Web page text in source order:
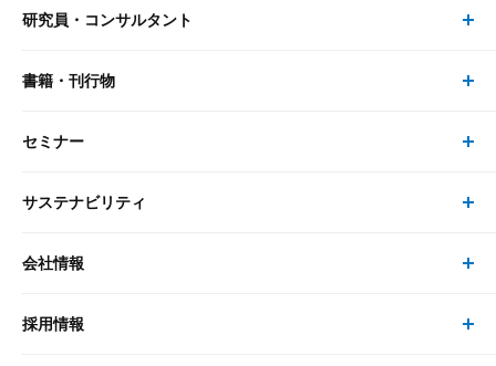
リサーチ
大和総研の強み
レポート・コラム トップ
最新のレポート・コラム
研究員・コンサルタント
研究員・コンサルタント トップ
研究員
書籍・刊行物
書籍・刊行物 トップ
書籍
セミナー
セミナー トップ
現在受付中のセミナー・イベント
サステナビリティ
サステナビリティの取り組み
次世代社会への貢献
会社情報
会社情報 トップ
採用情報